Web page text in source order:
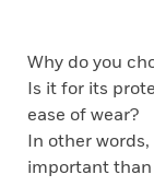
Why do you
Is it for its
ease of wear?
In other
important than